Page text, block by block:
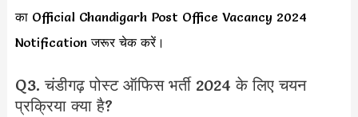
का Official Chandigarh Post Office Vacancy 2024
Notification जरूर चेक करें।
Q3. चंडीगढ़ पोस्ट ऑफिस भर्ती 2024 के लिए चयन
प्रक्रिया क्या है?